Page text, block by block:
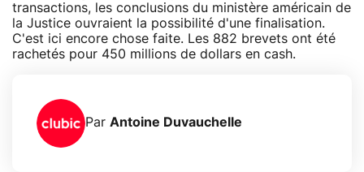
transactions, les conclusions du ministère américain de
la Justice ouvraient la possibilité d'une finalisation.
C'est ici encore chose faite. Les 882 brevets ont été
rachetés pour 450 millions de dollars en cash.
Par Antoine Duvauchelle